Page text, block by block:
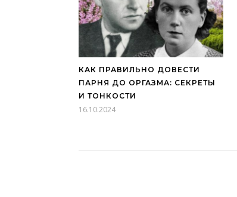
КАК ПРАВИЛЬНО ДОВЕСТИ
ПАРНЯ ДО ОРГАЗМА: СЕКРЕТЫ
И ТОНКОСТИ
16.10.2024